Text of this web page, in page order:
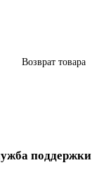
Возврат товара
поддержки